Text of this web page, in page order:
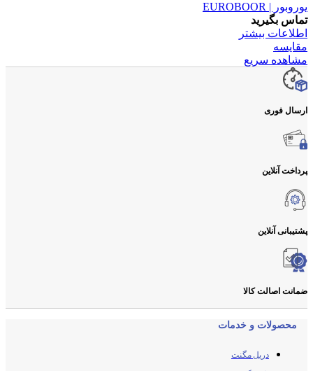
یوروبور | EUROBOOR
تماس بگیرید
اطلاعات بیشتر
مقایسه
مشاهده سریع
ارسال فوری
پرداخت آنلاین
پشتیبانی آنلاین
ضمانت اصالت کالا
محصولات و خدمات
دریل مگنت